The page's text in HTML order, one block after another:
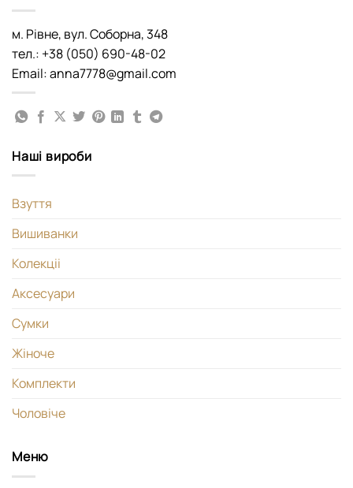
м. Рівне, вул. Соборна, 348
тел.: +38 (050) 690-48-02
Email: anna7778@gmail.com
Наші вироби
Взуття
Вишиванки
Колекціі
Аксесуари
Сумки
Жіноче
Комплекти
Чоловіче
Меню